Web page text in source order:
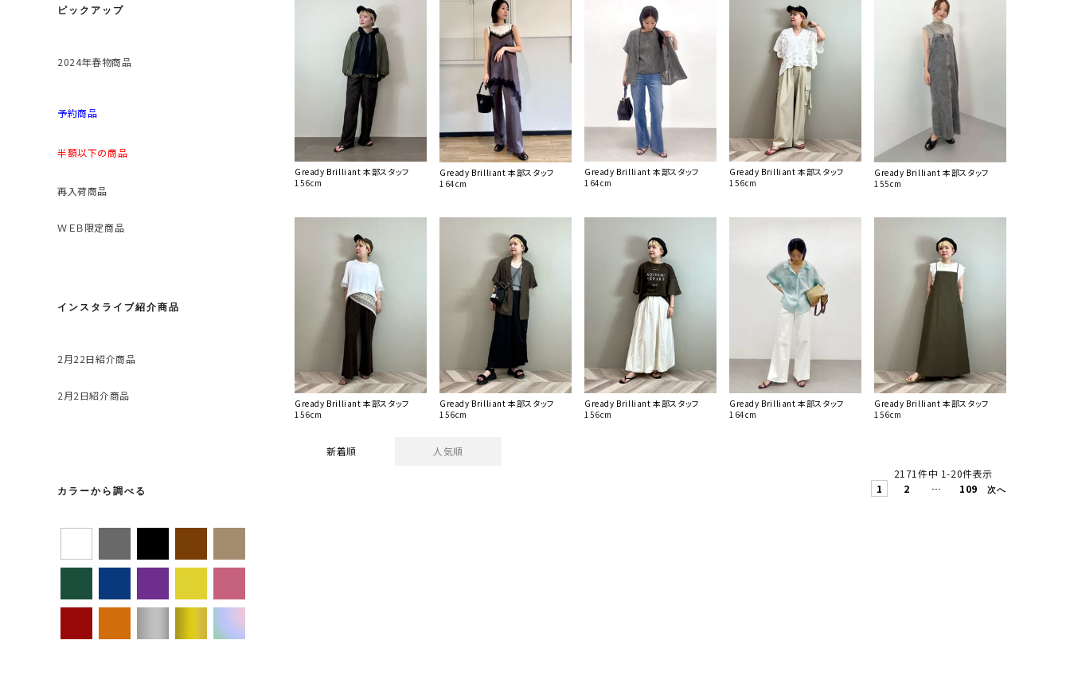
ピックアップ
2024年春物商品
予約商品
半額以下の商品
再入荷商品
ＷＥＢ限定商品
インスタライブ紹介商品
2月22日紹介商品
2月2日紹介商品
カラーから調べる
Gready Brilliant 本部スタッフ
156cm
Gready Brilliant 本部スタッフ
164cm
Gready Brilliant 本部スタッフ
164cm
Gready Brilliant 本部スタッフ
156cm
Gready Brilliant 本部スタッフ
155cm
Gready Brilliant 本部スタッフ
156cm
Gready Brilliant 本部スタッフ
156cm
Gready Brilliant 本部スタッフ
156cm
Gready Brilliant 本部スタッフ
164cm
Gready Brilliant 本部スタッフ
156cm
新着順
人気順
2171 件中 1-20件表示
1
2 … 109